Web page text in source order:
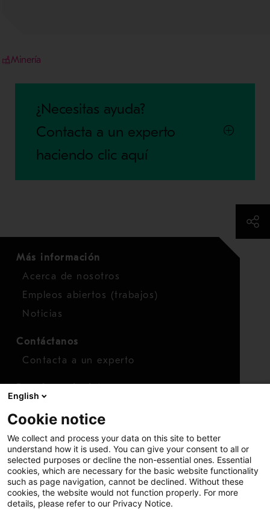
Minería
¿Necesitas ayuda?
Contacta a un experto
haciendo clic aquí
Más información
Acerca de nosotros
Empleos abiertos (trabajos)
Noticias
Contáctanos
Contacta a un experto
Finanzas
Acciones
English
Cookie notice
We collect and process your data on this site to better
understand how it is used. You can give your consent to all or
selected purposes or decline the non-essential ones. Essential
cookies, which are necessary for the basic website functionality
such as page navigation, cannot be declined. Without these
cookies, the website would not function properly. For more
details, please refer to our Privacy Notice.